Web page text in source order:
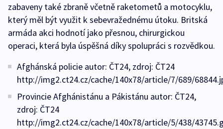
zabaveny také zbraně včetně raketometů a motocyklu,
který měl být využit k sebevražednému útoku. Britská
armáda akci hodnotí jako přesnou, chirurgickou
operaci, která byla úspěšná díky spolupráci s rozvědkou.
Afghánská policie autor: ČT24, zdroj: ČT24
http://img2.ct24.cz/cache/140x78/article/7/689/
Provincie Afghánistánu a Pákistánu autor: ČT24,
zdroj: ČT24
http://img2.ct24.cz/cache/140x78/article/5/438/